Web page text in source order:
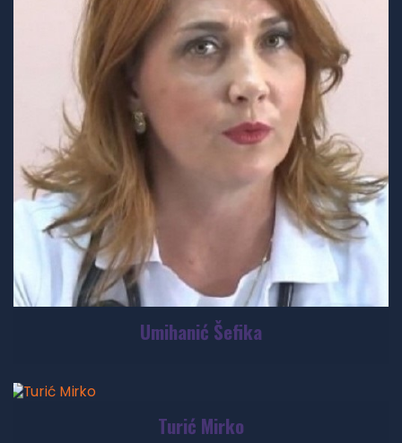
Umihanić Šefika
Turić Mirko